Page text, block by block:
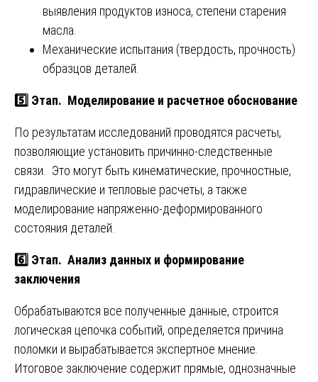
выявления продуктов износа, степени старения
масла.
Механические испытания (твердость, прочность)
образцов деталей.
5️⃣ Этап. Моделирование и расчетное обоснование
По результатам исследований проводятся расчеты,
позволяющие установить причинно-следственные
связи. Это могут быть кинематические, прочностные,
гидравлические и тепловые расчеты, а также
моделирование напряженно-деформированного
состояния деталей.
6️⃣ Этап. Анализ данных и формирование
заключения
Обрабатываются все полученные данные, строится
логическая цепочка событий, определяется причина
поломки и вырабатывается экспертное мнение.
Итоговое заключение содержит прямые, однозначные